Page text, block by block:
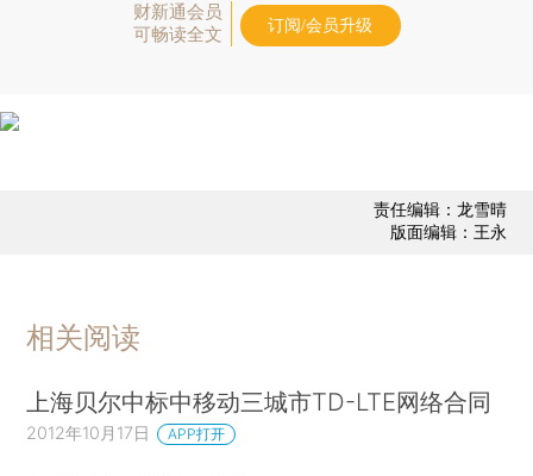
财新通会员
可畅读全文
订阅/会员升级
责任编辑：龙雪晴
版面编辑：王永
相关阅读
上海贝尔中标中移动三城市TD-LTE网络合同
2012年10月17日 APP打开